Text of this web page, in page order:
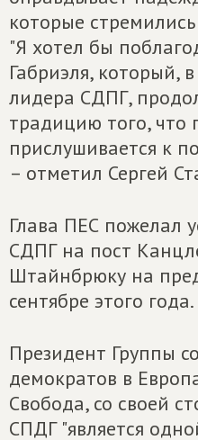
которые
"Я хотел бы
Габриэля, который,
лидера СДПГ,
традицию того, что
прислушивается к
– отметил Сергей
Глава ПЕС пожелал
СДПГ на пост
Штайнбрюку на
сентябре этого года.
Президент Группы
демократов в
Свобода, со своей
СПДГ "является